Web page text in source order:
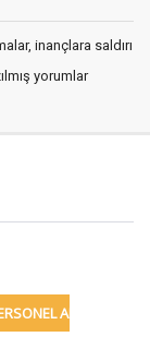
inançlara saldırı
yorumlar